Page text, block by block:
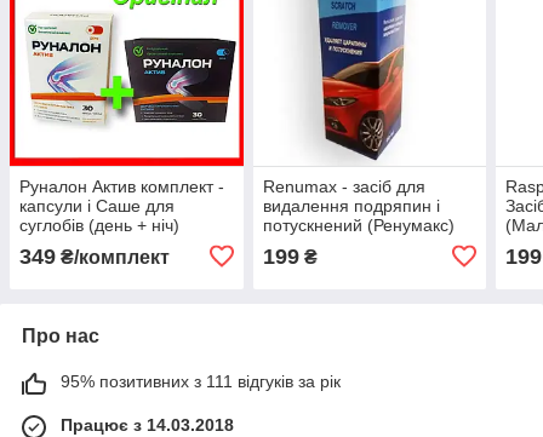
Руналон Актив комплект -
капсули і Саше для
суглобів (день + ніч)
349 ₴/комплект
Renumax - засіб для
видалення подряпин і
потускнений (Ренумакс)
199₴ 199
Про нас
95% позитивних з 111 відгуків за рік
Працює з 14.03.2018